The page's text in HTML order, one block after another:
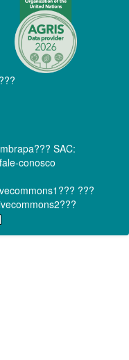
SAC:
conosco
???